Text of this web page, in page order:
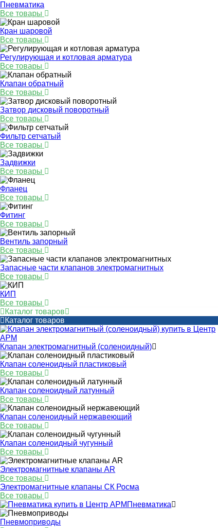
Пневматика
Все товары
Кран шаровой
Все товары
Регулирующая и котловая арматура
Все товары
Клапан обратный
Все товары
Затвор дисковый поворотный
Все товары
Фильтр сетчатый
Все товары
Задвижки
Все товары
Фланец
Все товары
Фитинг
Все товары
Вентиль запорный
Все товары
Запасные части клапанов электромагнитных
Все товары
КИП
Все товары
Каталог товаров
Каталог товаров
Клапан электромагнитный (соленоидный)
Клапан соленоидный пластиковый
Все товары
Клапан соленоидный латунный
Все товары
Клапан соленоидный нержавеющий
Все товары
Клапан соленоидный чугунный
Все товары
Электромагнитные клапаны AR
Все товары
Электромагнитные клапаны СК Росма
Все товары
Пневматика
Пневмоприводы